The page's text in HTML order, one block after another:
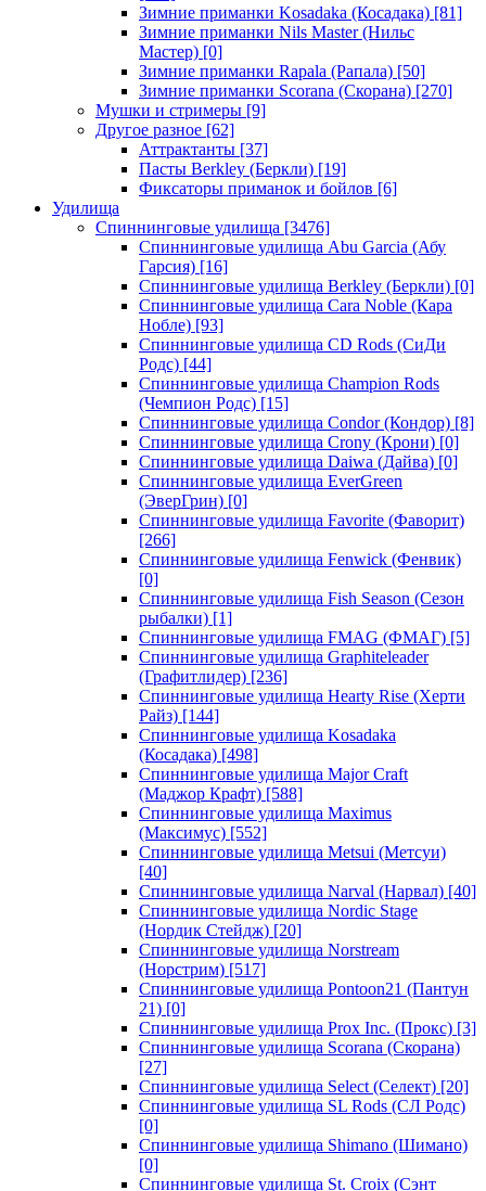
Зимние приманки Kosadaka (Косадака) [81]
Зимние приманки Nils Master (Нильс
Мастер) [0]
Зимние приманки Rapala (Рапала) [50]
Зимние приманки Scorana (Скорана) [270]
Мушки и стримеры [9]
Другое разное [62]
Аттрактанты [37]
Пасты Berkley (Беркли) [19]
Фиксаторы приманок и бойлов [6]
Удилища
Спиннинговые удилища [3476]
Спиннинговые удилища Abu Garcia (Абу
Гарсия) [16]
Спиннинговые удилища Berkley (Беркли) [0]
Спиннинговые удилища Cara Noble (Кара
Нобле) [93]
Спиннинговые удилища CD Rods (СиДи
Родс) [44]
Спиннинговые удилища Champion Rods
(Чемпион Родс) [15]
Спиннинговые удилища Condor (Кондор) [8]
Спиннинговые удилища Crony (Крони) [0]
Спиннинговые удилища Daiwa (Дайва) [0]
Спиннинговые удилища EverGreen
(ЭверГрин) [0]
Спиннинговые удилища Favorite (Фаворит)
[266]
Спиннинговые удилища Fenwick (Фенвик)
[0]
Спиннинговые удилища Fish Season (Сезон
рыбалки) [1]
Спиннинговые удилища FMAG (ФМАГ) [5]
Спиннинговые удилища Graphiteleader
(Графитлидер) [236]
Спиннинговые удилища Hearty Rise (Херти
Райз) [144]
Спиннинговые удилища Kosadaka
(Косадака) [498]
Спиннинговые удилища Major Craft
(Маджор Крафт) [588]
Спиннинговые удилища Maximus
(Максимус) [552]
Спиннинговые удилища Metsui (Метсуи)
[40]
Спиннинговые удилища Narval (Нарвал) [40]
Спиннинговые удилища Nordic Stage
(Нордик Стейдж) [20]
Спиннинговые удилища Norstream
(Норстрим) [517]
Спиннинговые удилища Pontoon21 (Пантун
21) [0]
Спиннинговые удилища Prox Inc. (Прокс) [3]
Спиннинговые удилища Scorana (Скорана)
[27]
Спиннинговые удилища Select (Селект) [20]
Спиннинговые удилища SL Rods (СЛ Родс)
[0]
Спиннинговые удилища Shimano (Шимано)
[0]
Спиннинговые удилища St. Croix (Сэнт